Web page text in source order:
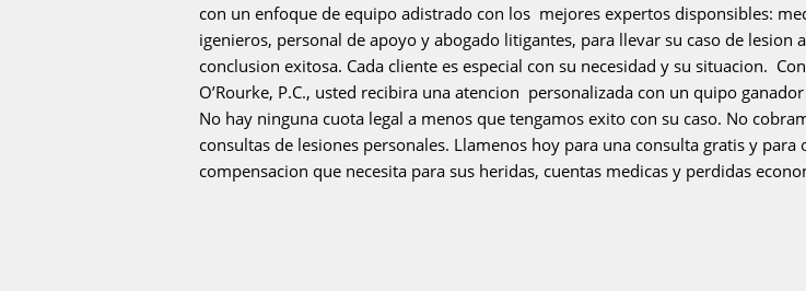
con un enfoque de equipo adistrado con los mejores expertos disponsibles:
igenieros, personal de apoyo y abogado litigantes, para llevar su caso de lesion
conclusion exitosa. Cada cliente es especial con su necesidad y su situacion.
O’Rourke, P.C., usted recibira una atencion personalizada con un quipo
No hay ninguna cuota legal a menos que tengamos exito con su caso. No
consultas de lesiones personales. Llamenos hoy para una consulta gratis y para
compensacion que necesita para sus heridas, cuentas medicas y perdidas